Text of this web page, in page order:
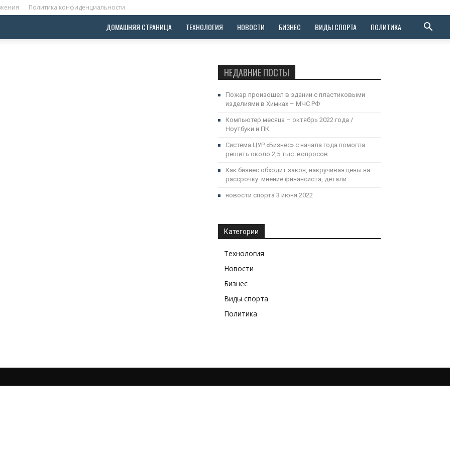
Политика конфиденциальности
ДОМАШНЯЯ СТРАНИЦА ТЕХНОЛОГИЯ НОВОСТИ БИЗНЕС ВИДЫ СПОРТА ПОЛИТИКА
НЕДАВНИЕ ПОСТЫ
Пожар произошел в здании с пластиковыми
изделиями в Химках – МЧС РФ
Компьютер месяца – октябрь 2022 года /
Ноутбуки и ПК
Система ЦУР «Бизнес» с начала года помогла
решить около 2,5 тыс. вопросов
Как бизнес обходит закон, накручивая цены на
рассрочку: мнение финансиста, детали
новости спорта 3 июня 2022
Категории
Технология
Новости
Бизнес
Виды спорта
Политика